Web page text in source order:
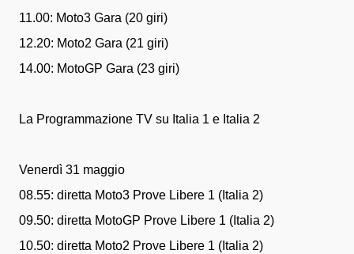
11.00: Moto3 Gara (20 giri)
12.20: Moto2 Gara (21 giri)
14.00: MotoGP Gara (23 giri)
La Programmazione TV su Italia 1 e Italia 2
Venerdì 31 maggio
08.55: diretta Moto3 Prove Libere 1 (Italia 2)
09.50: diretta MotoGP Prove Libere 1 (Italia 2)
10.50: diretta Moto2 Prove Libere 1 (Italia 2)